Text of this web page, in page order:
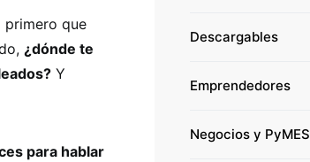
primero que
¿dónde te
Y
para hablar
Descargables
Emprendedores
Negocios y PyMES